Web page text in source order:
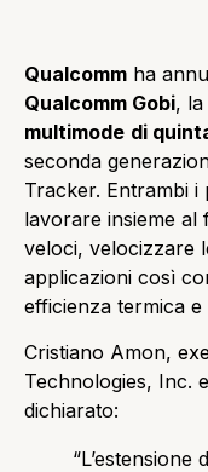
Qualcomm ha
Qualcomm Gobi, la
multimode di
seconda
Tracker. Entrambi
lavorare insieme al
veloci, velocizzare
applicazioni così
efficienza termica
Cristiano Amon,
Technologies, Inc.
dichiarato:
“L’estensione